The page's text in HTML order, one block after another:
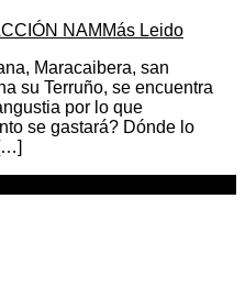
NAM Más Leido
Maracaibera, san
su Terruño, se encuentra
por lo que
se gastará? Dónde lo